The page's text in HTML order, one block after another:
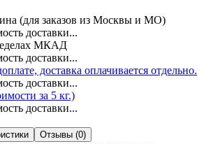
(для заказов из Москвы и МО)
доставки...
МКАД
доставки...
доставка оплачивается отдельно.
доставки...
за 5 кг.)
доставки...
Отзывы (0)